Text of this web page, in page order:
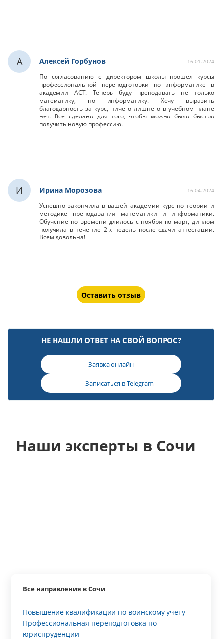
А Алексей Горбунов 16.01.2024
По согласованию с директором школы прошел курсы
профессиональной переподготовки по информатике в
академии АСТ. Теперь буду преподавать не только
математику, но информатику. Хочу выразить
благодарность за курс, ничего лишнего в учебном плане
нет. Всё сделано для того, чтобы можно было быстро
получить новую профессию.
И Ирина Морозова 16.04.2024
Успешно закончила в вашей академии курс по теории и
методике преподавания математики и информатики.
Обучение по времени длилось с ноября по март, диплом
получила в течение 2-х недель после сдачи аттестации.
Всем довольна!
Оставить отзыв
НЕ НАШЛИ ОТВЕТ НА СВОЙ ВОПРОС?
Заявка онлайн
Записаться вTelegram
Наши эксперты в Сочи
Все направления в Сочи
Повышение квалификации по воинскому учету
Профессиональная переподготовка по
юриспруденции